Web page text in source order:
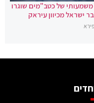
של כטב"מים שוגרו
ישראל מכיוון עיראק